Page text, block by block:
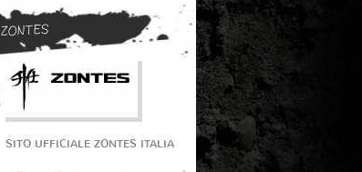
ZONTES
SITO UFFICIALE ZONTES ITALIA